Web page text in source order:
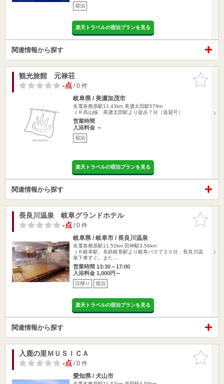
宿泊
楽天トラベルの宿泊プランを見る
関連情報から探す
お気に入
りに追加
観光旅館 元禄荘
-点/ 0 件
岐阜県 / 美濃加茂市
名電各務原駅11.43km 美濃太田駅579m
ＪＲ高山線 美濃太田駅より徒歩７分（送迎可）
営業時間
入浴料金 ～
宿泊
楽天トラベルの宿泊プランを見る
関連情報から探す
お気に入
りに追加
長良川温泉 岐阜グランドホテル
-点/ 0 件
岐阜県 / 岐阜市 / 長良川温泉
名電各務原駅11.52km 田神駅3.56km
ＪＲ岐阜駅、名鉄岐阜駅より岐阜バスで２０分、長良川温
泉下車すぐ。また…
営業時間 13:30～17:00
入浴料金 1,000円～
日帰り 宿泊
楽天トラベルの宿泊プランを見る
関連情報から探す
お気に入
りに追加
入鹿の里ＭＵＳＩＣＡ
-点/ 0 件
愛知県 / 犬山市